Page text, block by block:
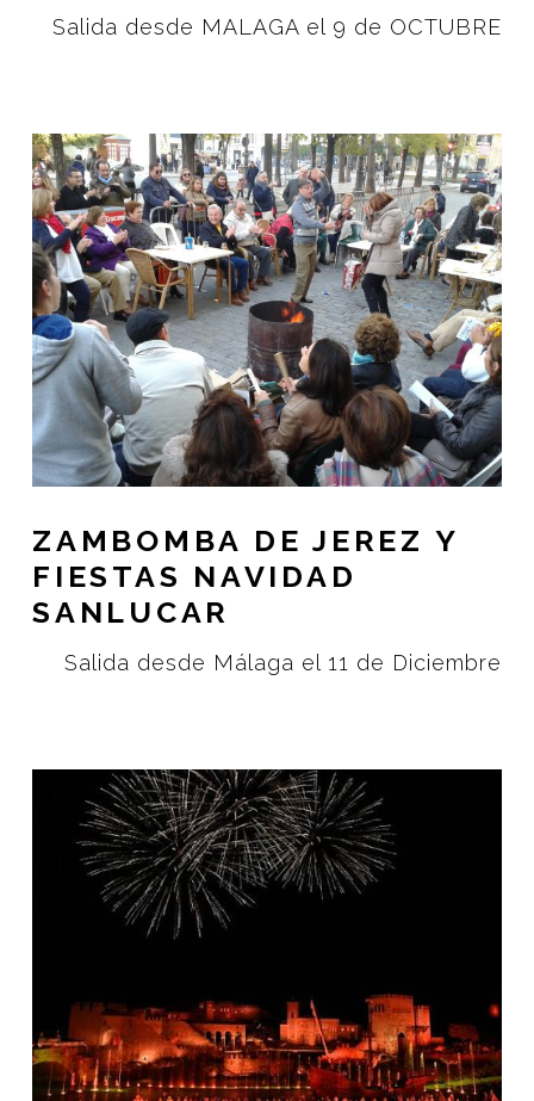
Salida desde MALAGA el 9 de OCTUBRE
ZAMBOMBA DE JEREZ Y
FIESTAS NAVIDAD
SANLUCAR
Salida desde Málaga el 11 de Diciembre